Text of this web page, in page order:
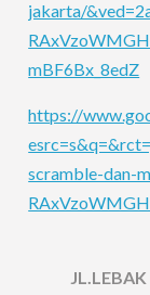
jakarta/
mBF6Bx_8edZ
https://
scramble-dan-